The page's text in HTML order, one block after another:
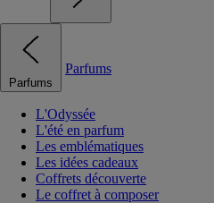
Parfums
Parfums
L'Odyssée
L'été en parfum
Les emblématiques
Les idées cadeaux
Coffrets découverte
Le coffret à composer